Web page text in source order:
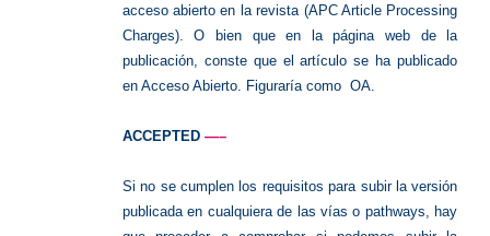
acceso abierto en la revista (APC Article Processing
Charges). O bien que en la página web de la
publicación, conste que el artículo se ha publicado
en Acceso Abierto. Figuraría como OA.
ACCEPTED —–
Si no se cumplen los requisitos para subir la versión
publicada en cualquiera de las vías o pathways, hay